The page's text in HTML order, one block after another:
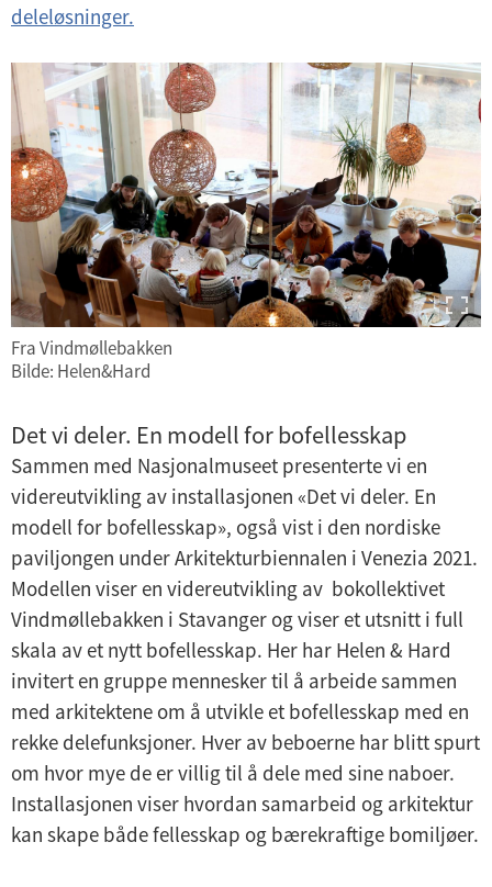
deleløsninger.
Fra Vindmøllebakken
Bilde: Helen&Hard
Det vi deler. En modell for bofellesskap
Sammen med Nasjonalmuseet presenterte vi en
videreutvikling av installasjonen «Det vi deler. En
modell for bofellesskap», også vist i den nordiske
paviljongen under Arkitekturbiennalen i Venezia 2021.
Modellen viser en videreutvikling av bokollektivet
Vindmøllebakken i Stavanger og viser et utsnitt i full
skala av et nytt bofellesskap. Her har Helen & Hard
invitert en gruppe mennesker til å arbeide sammen
med arkitektene om å utvikle et bofellesskap med en
rekke delefunksjoner. Hver av beboerne har blitt spurt
om hvor mye de er villig til å dele med sine naboer.
Installasjonen viser hvordan samarbeid og arkitektur
kan skape både fellesskap og bærekraftige bomiljøer.